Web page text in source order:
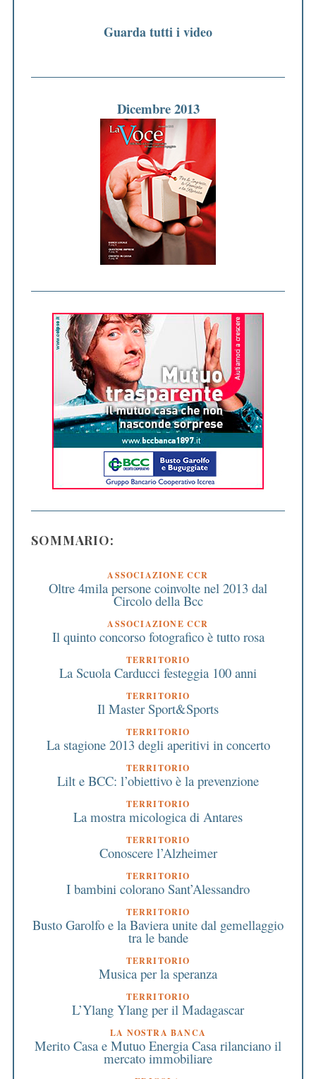
Guarda tutti i video
Dicembre 2013
SOMMARIO:
ASSOCIAZIONE CCR
Oltre 4mila persone coinvolte nel 2013 dal
Circolo della Bcc
ASSOCIAZIONE CCR
Il quinto concorso fotografico è tutto rosa
TERRITORIO
La Scuola Carducci festeggia 100 anni
TERRITORIO
Il Master Sport&Sports
TERRITORIO
La stagione 2013 degli aperitivi in concerto
TERRITORIO
Lilt e BCC: l’obiettivo è la prevenzione
TERRITORIO
La mostra micologica di Antares
TERRITORIO
Conoscere l’Alzheimer
TERRITORIO
I bambini colorano Sant’Alessandro
TERRITORIO
Busto Garolfo e la Baviera unite dal gemellaggio
tra le bande
TERRITORIO
Musica per la speranza
TERRITORIO
L’Ylang Ylang per il Madagascar
LA NOSTRA BANCA
Merito Casa e Mutuo Energia Casa rilanciano il
mercato immobiliare